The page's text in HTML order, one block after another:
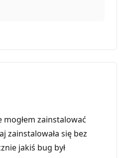
mogłem zainstalować
zainstalowała się bez
jakiś bug był